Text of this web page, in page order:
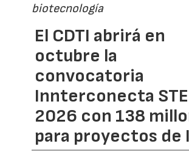
biotecnología
El CDTI abrirá en
octubre la
convocatoria
Innterconecta
2026 con 138
para proyectos de